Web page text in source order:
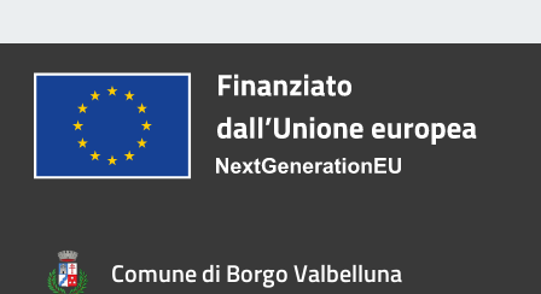
Comune di Borgo Valbelluna